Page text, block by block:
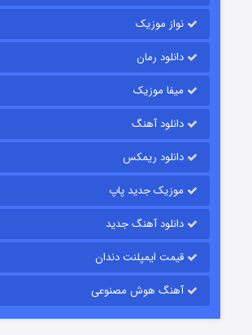
قسمت۱۵ (دوبله) منتشر شد
نواز موزیک
دانلود رمان
میفا موزیک
دانلود آهنگ
دانلود ریمکس
موزیک جدید پاپ
دانلود آهنگ جدید
قیمت ایمپلنت دندان
آهنگ هوش مصنوعی